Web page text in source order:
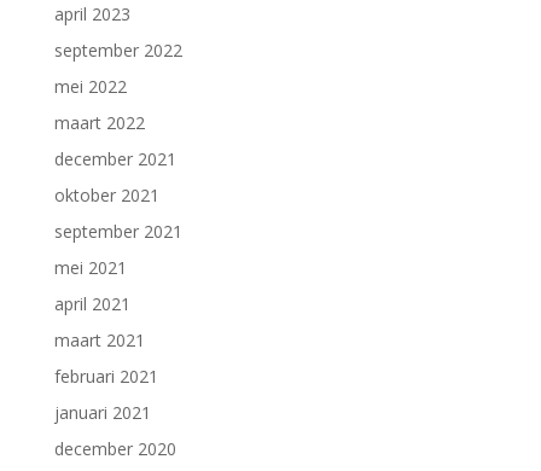
april 2023
september 2022
mei 2022
maart 2022
december 2021
oktober 2021
september 2021
mei 2021
april 2021
maart 2021
februari 2021
januari 2021
december 2020